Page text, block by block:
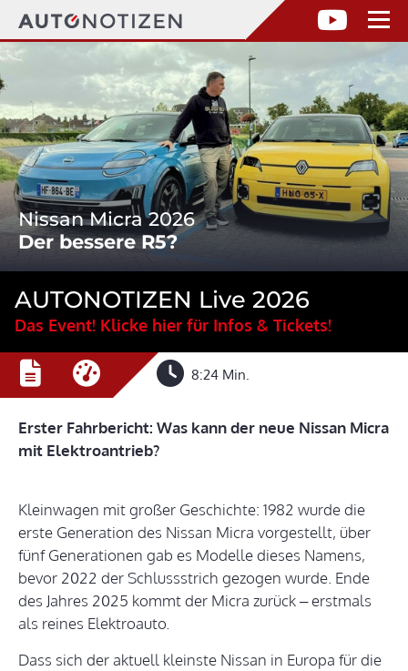
Nissan Micra 2026
Der bessere R5?
AUTONOTIZEN Live 2026
Das Event! Klicke hier für Infos & Tickets!
8:24 Min.
Erster Fahrbericht: Was kann der neue Nissan Micra
mit Elektroantrieb?
Kleinwagen mit großer Geschichte: 1982 wurde die
erste Generation des Nissan Micra vorgestellt, über
fünf Generationen gab es Modelle dieses Namens,
bevor 2022 der Schlussstrich gezogen wurde. Ende
des Jahres 2025 kommt der Micra zurück – erstmals
als reines Elektroauto.
Dass sich der aktuell kleinste Nissan in Europa für die